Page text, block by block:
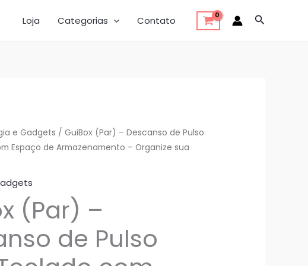
Loja Categorias Contato Pesquisar
e Gadgets / GuiBox (Par) – Descanso de Pulso
Espaço de Armazenamento – Organize sua
(Par) –
de Pulso